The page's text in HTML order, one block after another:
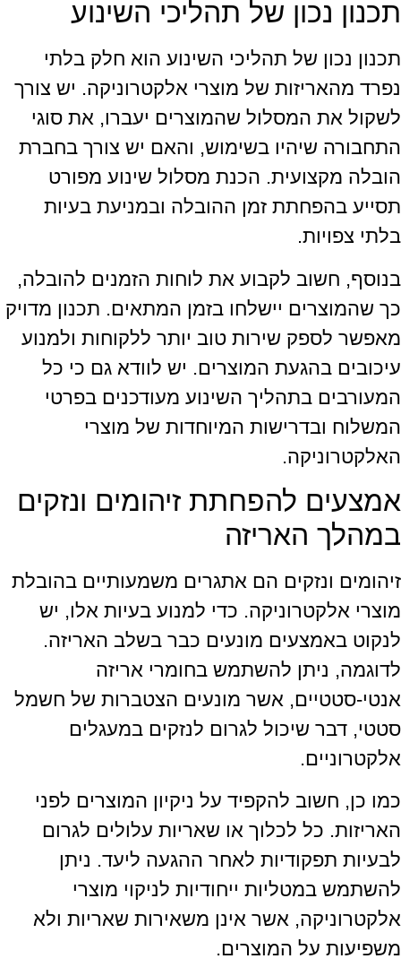
תכנון נכון של תהליכי השינוע
תכנון נכון של תהליכי השינוע הוא חלק בלתי
נפרד מהאריזות של מוצרי אלקטרוניקה. יש צורך
לשקול את המסלול שהמוצרים יעברו, את סוגי
התחבורה שיהיו בשימוש, והאם יש צורך בחברת
הובלה מקצועית. הכנת מסלול שינוע מפורט
תסייע בהפחתת זמן ההובלה ובמניעת בעיות
בלתי צפויות.
בנוסף, חשוב לקבוע את לוחות הזמנים להובלה,
כך שהמוצרים יישלחו בזמן המתאים. תכנון מדויק
מאפשר לספק שירות טוב יותר ללקוחות ולמנוע
עיכובים בהגעת המוצרים. יש לוודא גם כי כל
המעורבים בתהליך השינוע מעודכנים בפרטי
המשלוח ובדרישות המיוחדות של מוצרי
האלקטרוניקה.
אמצעים להפחתת זיהומים ונזקים
במהלך האריזה
זיהומים ונזקים הם אתגרים משמעותיים בהובלת
מוצרי אלקטרוניקה. כדי למנוע בעיות אלו, יש
לנקוט באמצעים מונעים כבר בשלב האריזה.
לדוגמה, ניתן להשתמש בחומרי אריזה
אנטי-סטטיים, אשר מונעים הצטברות של חשמל
סטטי, דבר שיכול לגרום לנזקים במעגלים
אלקטרוניים.
כמו כן, חשוב להקפיד על ניקיון המוצרים לפני
האריזות. כל לכלוך או שאריות עלולים לגרום
לבעיות תפקודיות לאחר ההגעה ליעד. ניתן
להשתמש במטליות ייחודיות לניקוי מוצרי
אלקטרוניקה, אשר אינן משאירות שאריות ולא
משפיעות על המוצרים.